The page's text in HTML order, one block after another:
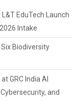
EduTech Launch
Intake
Biodiversity
GRC India AI
and